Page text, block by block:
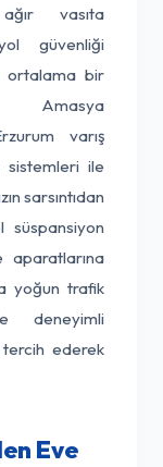
vasıta
güvenliği
ortalama bir
Amasya
varış
sistemleri ile
sarsıntıdan
süspansiyon
yoğun trafik
deneyimli
ederek
Eve